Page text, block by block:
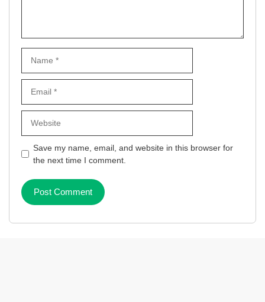
Save my name, email, and website in this browser for
the next time I comment.